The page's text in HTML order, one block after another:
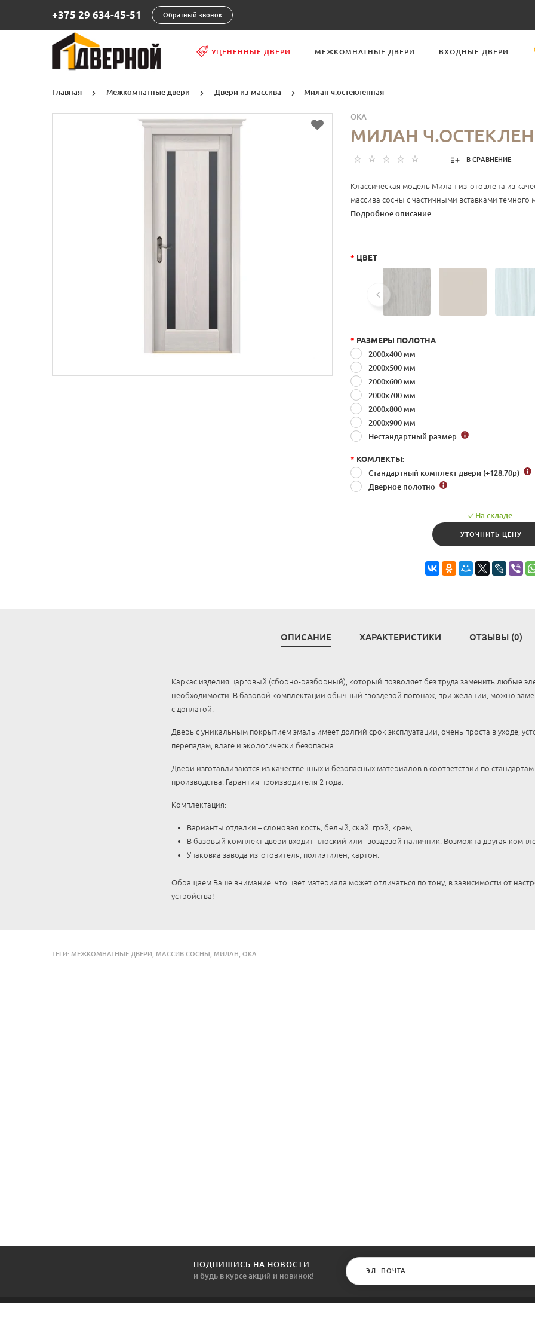
+375 29 634-45-51 Обратный звонок
УЦЕНЕННЫЕ ДВЕРИ МЕЖКОМНАТНЫЕ ДВЕРИ ВХОДНЫЕ ДВЕРИ
Главная Межкомнатные двери Двери из массива Милан ч.остекленная
OKA
МИЛАН
В СРАВНЕНИЕ
Классическая модель Милан изготовлена из
массива сосны с частичными вставками темного
Подробное описание
* ЦВЕТ
* РАЗМЕРЫ ПОЛОТНА
2000x400 мм
2000x500 мм
2000x600 мм
2000x700 мм
2000x800 мм
2000x900 мм
Нестандартный размер
* КОМЛЕКТЫ:
Стандартный комплект двери (+128.70р)
Дверное полотно
На складе
УТОЧНИТЬ ЦЕНУ
ОПИСАНИЕ ХАРАКТЕРИСТИКИ ОТЗЫВЫ (0)
Каркас изделия царговый (сборно-разборный), который позволяет без труда заменить любые
необходимости. В базовой комплектации обычный гвоздевой погонаж, при желании, можно
с доплатой.
Дверь с уникальным покрытием эмаль имеет долгий срок эксплуатации, очень проста в уходе,
перепадам, влаге и экологически безопасна.
Двери изготавливаются из качественных и безопасных материалов в соответствии по
производства. Гарантия производителя 2 года.
Комплектация:
Варианты отделки – слоновая кость, белый, скай, грэй, крем;
В базовый комплект двери входит плоский или гвоздевой наличник. Возможна другая
Упаковка завода изготовителя, полиэтилен, картон.
Обращаем Ваше внимание, что цвет материала может отличаться по тону, в зависимости от
устройства!
ТЕГИ: МЕЖКОМНАТНЫЕ ДВЕРИ МАССИВ СОСНЫ МИЛАН ОКА
ПОДПИШИСЬ НА НОВОСТИ
и будь в курсе акций и новинок!